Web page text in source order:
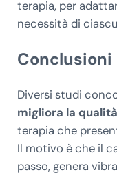
terapia, per
necessità di
Conclusioni
Diversi studi
migliora la
terapia che
Il motivo è che il
passo, genera